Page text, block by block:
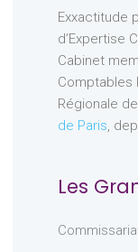
Exxactitude
d’Expertise
Cabinet
Comptables
Régionale
de Paris,
Les